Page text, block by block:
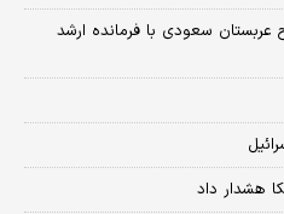
سعودی با فرمانده ارشد
هشدار داد